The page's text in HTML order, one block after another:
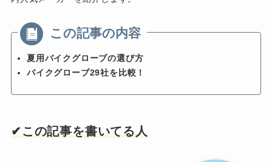
夏用バイクグローブの選び方
バイクグローブ29社を比較！
✔︎この記事を書いてる人